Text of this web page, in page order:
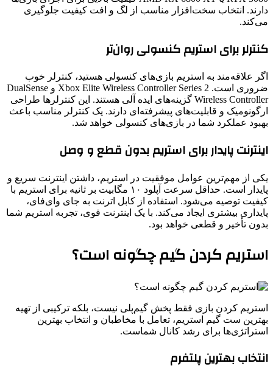
دارند. انتخاب سخت‌افزار مناسب از لگ و افت کیفیت جلوگیری
می‌کند.
کنترلر برای استریم کنسولی روان‌تر
اگر علاقه‌مند به استریم بازی‌های کنسولی هستید، کنترلر خوب
ضروری است. Xbox Elite Wireless Controller Series 2 و DualSense
Wireless Controller گزینه‌های ایده آلی هستند. این کنترلرها طراحی
ارگونومیک و قابلیت‌های پیشرفته‌ای دارند. یک کنترلر مناسب باعث
بهبود عملکرد شما در بازی‌های کنسولی خواهد شد.
اینترنت پایدار برای استریم بدون قطع و وصل
یکی از مهم‌ترین عوامل موفقیت در استریم، داشتن اینترنت سریع و
پایدار است. حداقل سرعت آپلود ۱۰ مگابیت بر ثانیه برای استریم با
کیفیت توصیه می‌شود. استفاده از کابل اترنت به جای وای‌فای،
پایداری بیشتری ایجاد می‌کند. با یک اینترنت قوی، تجربه استریم شما
بدون تأخیر و قطعی خواهد بود.
استریم کردن گیم چگونه است؟
استریم کردن بازی فقط پخش گیم‌پلی نیست، بلکه ترکیبی از تهیه
بهترین ست گیم استریم، تعامل با مخاطبان و انتخاب بهترین
استراتژی‌ها برای رشد کانال شماست.
انتخاب بهترین پلتفرم